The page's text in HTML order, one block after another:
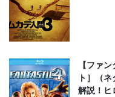
【ファ
ト］（
解説！ヒ